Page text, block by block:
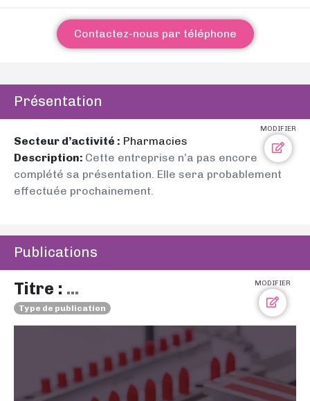
Contactez-nous par téléphone
Présentation
MODIFIER
Secteur d’activité : Pharmacies
Description: Cette entreprise n’a pas encore
complété sa présentation. Elle sera probablement
effectuée prochainement.
Publications
MODIFIER
Titre : ...
Type de publication